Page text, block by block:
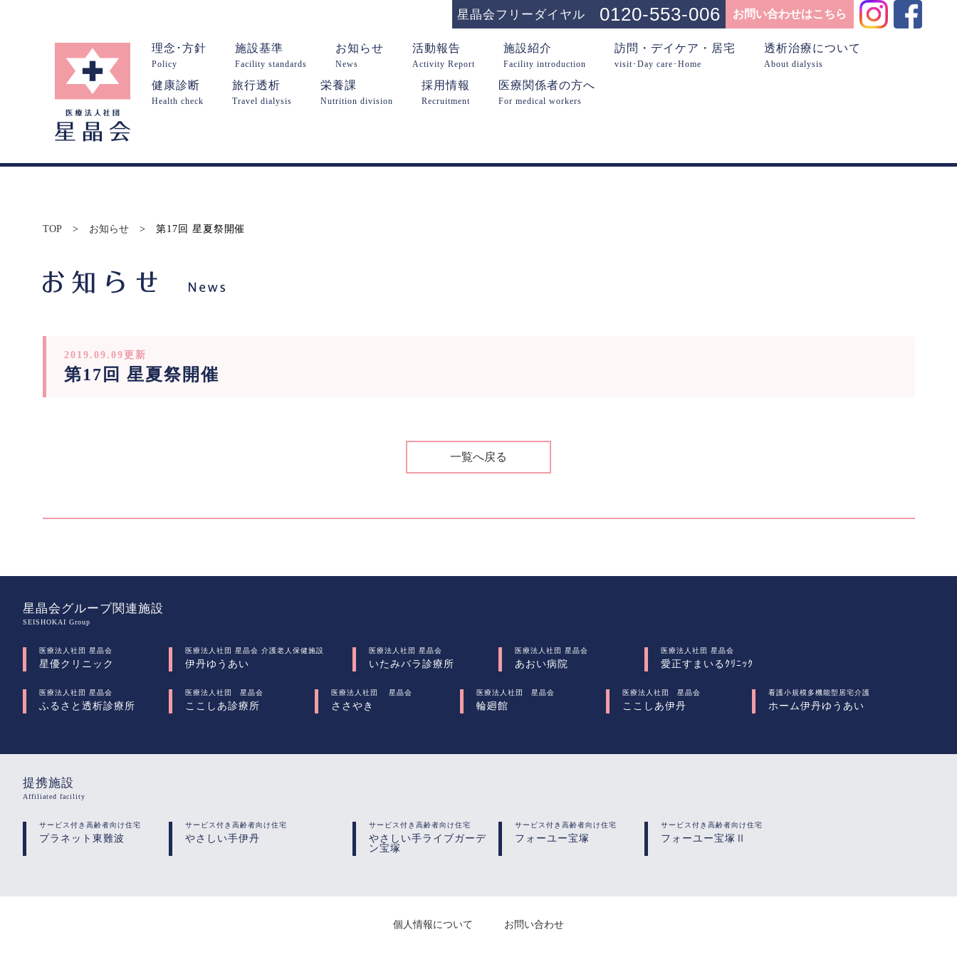
星晶会フリーダイヤル 0120-553-006 お問い合わせはこちら
理念･方針
Policy
施設基準
Facility standards
お知らせ
News
活動報告
Activity Report
施設紹介
Facility introduction
訪問・デイケア・居宅
visit･Day care･Home
透析治療について
About dialysis
健康診断
Health check
旅行透析
Travel dialysis
栄養課
Nutrition division
採用情報
Recruitment
医療関係者の方へ
For medical workers
TOP > お知らせ > 第17回 星夏祭開催
2019.09.09更新
第17回 星夏祭開催
一覧へ戻る
星晶会グループ関連施設
SEISHOKAI Group
医療法人社団 星晶会
星優クリニック
医療法人社団 星晶会 介護老人保健施設
伊丹ゆうあい
医療法人社団 星晶会
いたみバラ診療所
医療法人社団 星晶会
あおい病院
医療法人社団 星晶会
愛正すまいるｸﾘﾆｯｸ
医療法人社団 星晶会
ふるさと透析診療所
医療法人社団 星晶会
ここしあ診療所
医療法人社団 星晶会
ささやき
医療法人社団 星晶会
輪廻館
医療法人社団 星晶会
ここしあ伊丹
看護小規模多機能型居宅介護
ホーム伊丹ゆうあい
提携施設
Affiliated facility
サービス付き高齢者向け住宅
プラネット東難波
サービス付き高齢者向け住宅
やさしい手伊丹
サービス付き高齢者向け住宅
やさしい手ライブガーデ
ン宝塚
サービス付き高齢者向け住宅
フォーユー宝塚
サービス付き高齢者向け住宅
フォーユー宝塚Ⅱ
個人情報について お問い合わせ